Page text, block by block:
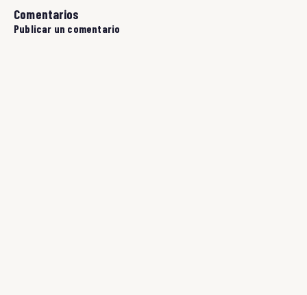
Comentarios
Publicar un comentario